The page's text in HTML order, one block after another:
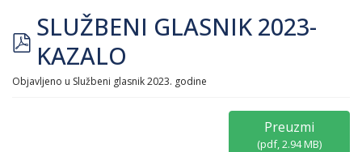
pdf
SLUŽBENI GLASNIK 2023-
KAZALO
Objavljeno u Službeni glasnik 2023. godine
Preuzmi
(pdf,2.94 MB)